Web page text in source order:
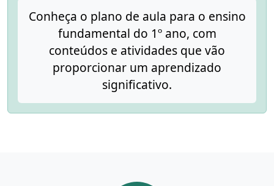
Conheça o plano de aula para o ensino
fundamental do 1º ano, com
conteúdos e atividades que vão
proporcionar um aprendizado
significativo.